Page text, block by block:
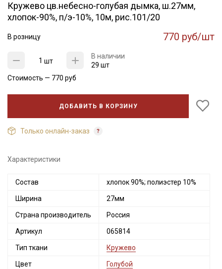
Кружево цв.небесно-голубая дымка, ш.27мм,
хлопок-90%, п/э-10%, 10м, рис.101/20
В розницу 770 руб/шт
шт
В наличии
29 шт
Стоимость — 770 руб
ДОБАВИТЬ В КОРЗИНУ
Только онлайн-заказ
Характеристики
Состав хлопок 90%; полиэстер 10%
Ширина 27мм
Страна производитель Россия
Артикул 065814
Тип ткани Кружево
Цвет Голубой